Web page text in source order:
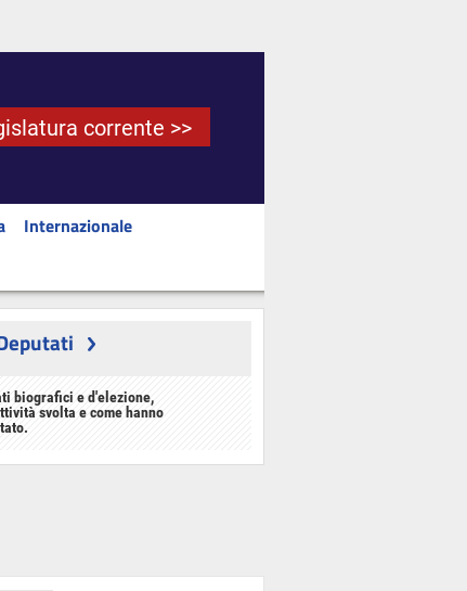
corrente >>
Internazionale
biografici e d'elezione,
svolta e come hanno